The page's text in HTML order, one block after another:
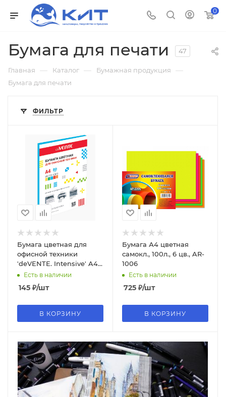
0
Бумага для печати 47
Главная — Каталог — Бумажная продукция —
Бумага для печати
ФИЛЬТР
Бумага цветная для
офисной техники
'deVENTE. Intensive' A4
50 л, 80 г;м², интенсив
синий, 2072420
Есть в наличии
145 ₽/шт
В КОРЗИНУ
Бумага А4 цветная
самокл., 100л., 6 цв., AR-
1006
Есть в наличии
725 ₽/шт
В КОРЗИНУ